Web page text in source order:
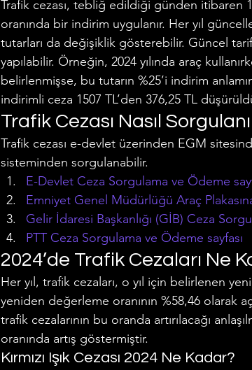
Trafik cezası, tebliğ edildiği günden itibaren
oranında bir indirim uygulanır. Her yıl
tutarları da değişiklik gösterebilir. Güncel
yapılabilir. Örneğin, 2024 yılında araç
belirlenmişse, bu tutarın %25’i indirim
indirimli ceza 1507 TL’den 376,25 TL
Trafik Cezası Nasıl
Trafik cezası e-devlet üzerinden EGM
sisteminden sorgulanabilir.
E-Devlet Ceza Sorgulama ve Ödeme
Emniyet Genel Müdürlüğü Araç
Gelir İdaresi Başkanlığı (GİB) Ceza
PTT Ceza Sorgulama ve Ödeme sayfası
2024’de Trafik Cezaları Ne
Her yıl, trafik cezaları, o yıl için belirlenen
yeniden değerleme oranının %58,46 olarak
trafik cezalarının bu oranda artırılacağı
oranında artış göstermiştir.
Kırmızı Işık Cezası 2024 Ne Kadar?